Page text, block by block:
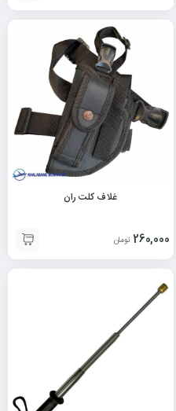
غلاف کلت ران
260,000 تومان